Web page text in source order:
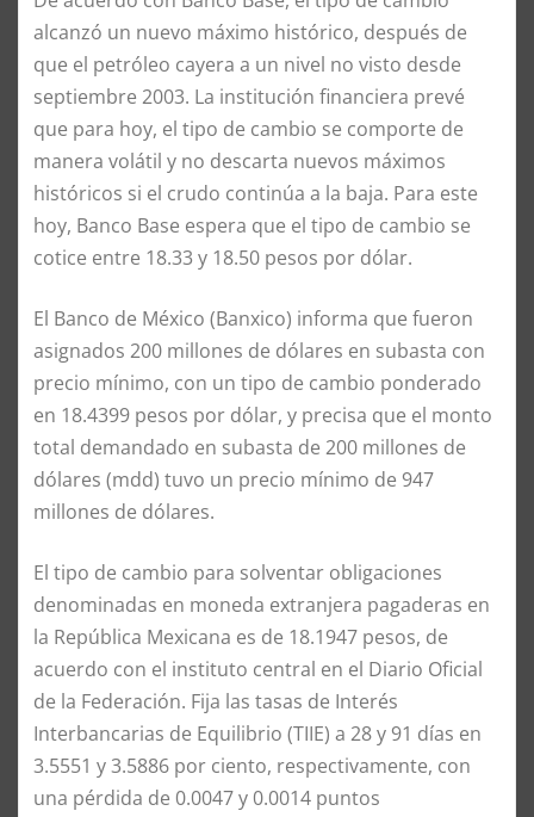
alcanzó un nuevo máximo histórico, después de
que el petróleo cayera a un nivel no visto desde
septiembre 2003. La institución financiera prevé
que para hoy, el tipo de cambio se comporte de
manera volátil y no descarta nuevos máximos
históricos si el crudo continúa a la baja. Para este
hoy, Banco Base espera que el tipo de cambio se
cotice entre 18.33 y 18.50 pesos por dólar.
El Banco de México (Banxico) informa que fueron
asignados 200 millones de dólares en subasta con
precio mínimo, con un tipo de cambio ponderado
en 18.4399 pesos por dólar, y precisa que el monto
total demandado en subasta de 200 millones de
dólares (mdd) tuvo un precio mínimo de 947
millones de dólares.
El tipo de cambio para solventar obligaciones
denominadas en moneda extranjera pagaderas en
la República Mexicana es de 18.1947 pesos, de
acuerdo con el instituto central en el Diario Oficial
de la Federación. Fija las tasas de Interés
Interbancarias de Equilibrio (TIIE) a 28 y 91 días en
3.5551 y 3.5886 por ciento, respectivamente, con
una pérdida de 0.0047 y 0.0014 puntos